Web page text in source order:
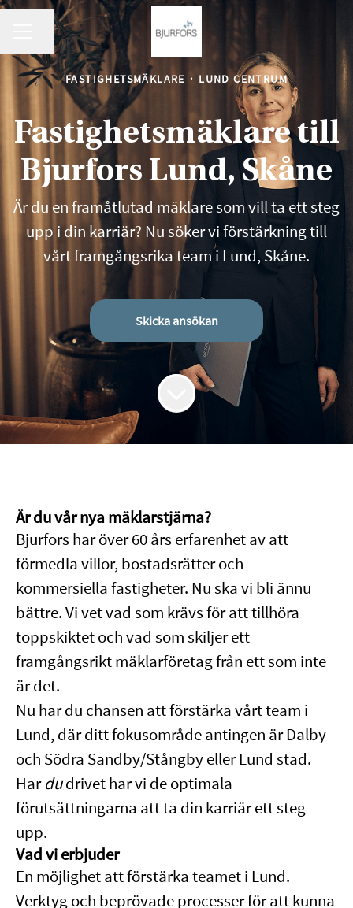
KARRIÄRMENY
Dela sidan
FASTIGHETSMÄKLARE · LUND CENTRUM
Fastighetsmäklare till
Bjurfors Lund, Skåne
Är du en framåtlutad mäklare som vill ta ett steg
upp i din karriär? Nu söker vi förstärkning till
vårt framgångsrika team i Lund, Skåne.
Skicka ansökan
Är du vår nya mäklarstjärna?
Bjurfors har över 60 års erfarenhet av att
förmedla villor, bostadsrätter och
kommersiella fastigheter. Nu ska vi bli ännu
bättre. Vi vet vad som krävs för att tillhöra
toppskiktet och vad som skiljer ett
framgångsrikt mäklarföretag från ett som inte
är det.
Nu har du chansen att förstärka vårt team i
Lund, där ditt fokusområde antingen är Dalby
och Södra Sandby/Stångby eller Lund stad.
Hardudrivet har vi de optimala
förutsättningarna att ta din karriär ett steg
upp.
Vad vi erbjuder
En möjlighet att förstärka teamet i Lund.
Verktyg och beprövade processer för att kunna